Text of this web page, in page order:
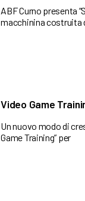
ABF Curno presenta
macchinina costruita
Video Game
Un nuovo modo di
Game Training” per